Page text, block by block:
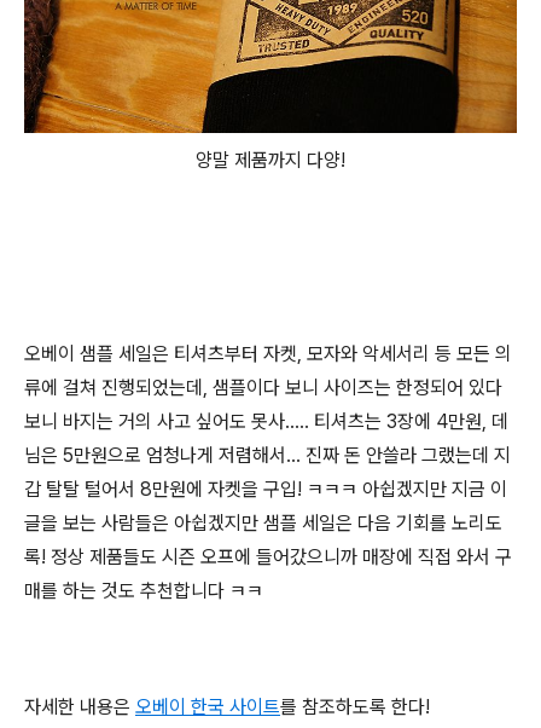
양말 제품까지 다양!
오베이 샘플 세일은 티셔츠부터 자켓, 모자와 악세서리 등 모든 의
류에 걸쳐 진행되었는데, 샘플이다 보니 사이즈는 한정되어 있다
보니 바지는 거의 사고 싶어도 못사..... 티셔츠는 3장에 4만원, 데
님은 5만원으로 엄청나게 저렴해서... 진짜 돈 안쓸라 그랬는데 지
갑 탈탈 털어서 8만원에 자켓을 구입! ㅋㅋㅋ 아쉽겠지만 지금 이
글을 보는 사람들은 아쉽겠지만 샘플 세일은 다음 기회를 노리도
록! 정상 제품들도 시즌 오프에 들어갔으니까 매장에 직접 와서 구
매를 하는 것도 추천합니다 ㅋㅋ
자세한 내용은 오베이 한국 사이트를 참조하도록 한다!